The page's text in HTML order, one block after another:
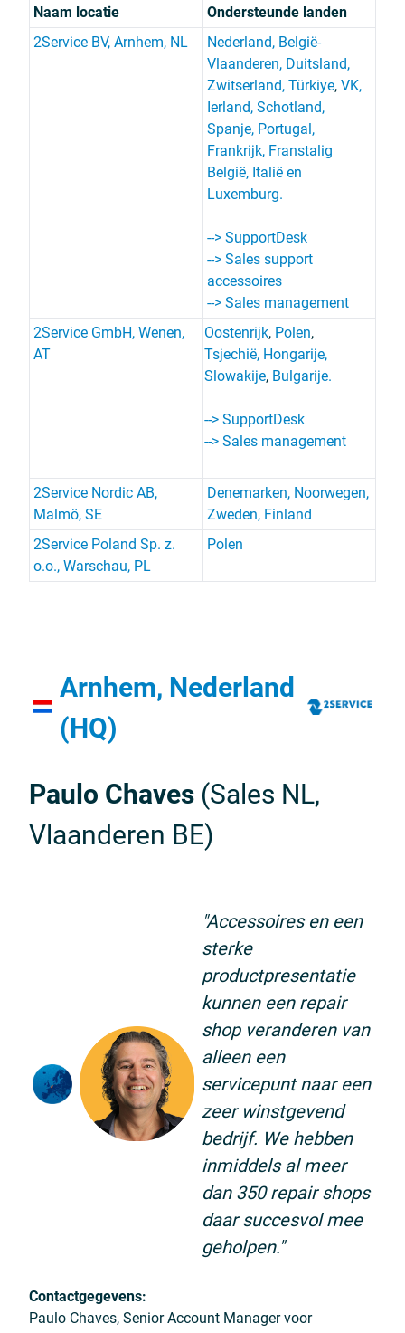
Naam locatie
Ondersteunde landen
2Service BV, Arnhem, NL
Nederland, België-
Vlaanderen, Duitsland,
Zwitserland, Türkiye, VK,
Ierland, Schotland,
Spanje, Portugal,
Frankrijk, Franstalig
België, Italië en
Luxemburg.
--> SupportDesk
--> Sales support
accessoires
--> Sales management
2Service GmbH, Wenen,
AT
Oostenrijk, Polen,
Tsjechië, Hongarije,
Slowakije, Bulgarije.
--> SupportDesk
--> Sales management
2Service Nordic AB,
Malmö, SE
Denemarken, Noorwegen,
Zweden, Finland
2Service Poland Sp. z.
o.o., Warschau, PL
Polen
Arnhem, Nederland
(HQ)
Paulo Chaves (Sales NL,
Vlaanderen BE)
"Accessoires en een
sterke
productpresentatie
kunnen een repair
shop veranderen van
alleen een
servicepunt naar een
zeer winstgevend
bedrijf. We hebben
inmiddels al meer
dan 350 repair shops
daar succesvol mee
geholpen."
Contactgegevens:
Paulo Chaves, Senior Account Manager voor